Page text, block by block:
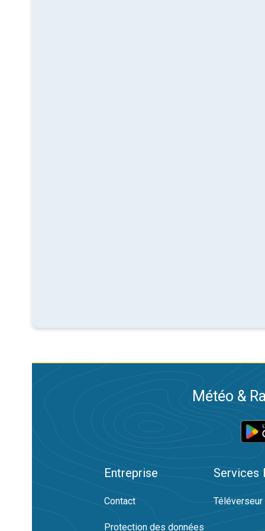
Météo &
Entreprise
Contact
Protection des données
Services
Téléverseur